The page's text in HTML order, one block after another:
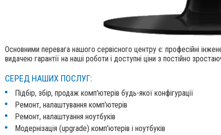
Основними перевага нашого сервісного центру є: професійні
видачею гарантії на наші роботи і доступні ціни з постійно
СЕРЕД НАШИХ ПОСЛУГ:
Підбір, збір, продаж комп'ютерів будь-якої конфігурації
Ремонт, налаштування комп'ютерів
Ремонт, налаштуання ноутбуків
Модернізація (upgrade) комп'ютерів і ноутбуків